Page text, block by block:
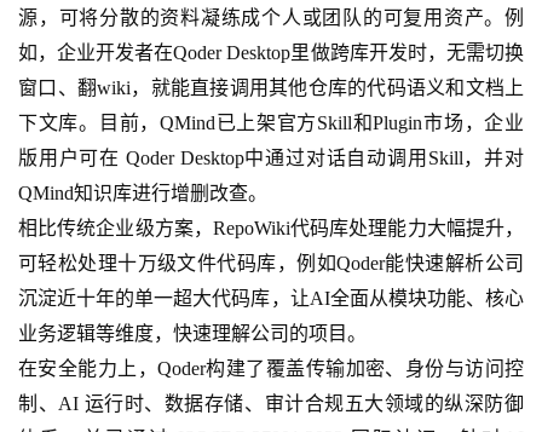
源，可将分散的资料凝练成个人或团队的可复用资产。例
如，企业开发者在Qoder Desktop里做跨库开发时，无需切换
窗口、翻wiki，就能直接调用其他仓库的代码语义和文档上
下文库。目前，QMind已上架官方Skill和Plugin市场，企业
版用户可在 Qoder Desktop中通过对话自动调用Skill，并对
QMind知识库进行增删改查。
相比传统企业级方案，RepoWiki代码库处理能力大幅提升，
可轻松处理十万级文件代码库，例如Qoder能快速解析公司
沉淀近十年的单一超大代码库，让AI全面从模块功能、核心
业务逻辑等维度，快速理解公司的项目。
在安全能力上，Qoder构建了覆盖传输加密、身份与访问控
制、AI 运行时、数据存储、审计合规五大领域的纵深防御